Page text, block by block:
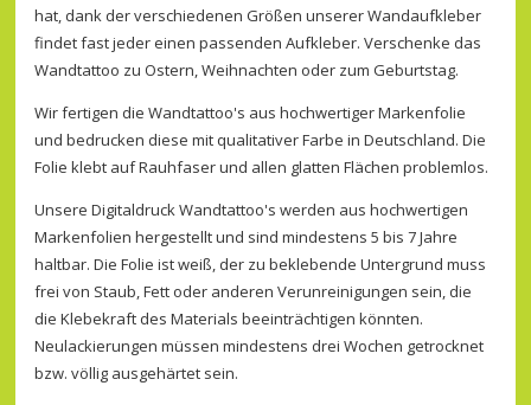
hat, dank der verschiedenen Größen unserer Wandaufkleber
findet fast jeder einen passenden Aufkleber. Verschenke das
Wandtattoo zu Ostern, Weihnachten oder zum Geburtstag.
Wir fertigen die Wandtattoo's aus hochwertiger Markenfolie
und bedrucken diese mit qualitativer Farbe in Deutschland. Die
Folie klebt auf Rauhfaser und allen glatten Flächen problemlos.
Unsere Digitaldruck Wandtattoo's werden aus hochwertigen
Markenfolien hergestellt und sind mindestens 5 bis 7 Jahre
haltbar. Die Folie ist weiß, der zu beklebende Untergrund muss
frei von Staub, Fett oder anderen Verunreinigungen sein, die
die Klebekraft des Materials beeinträchtigen könnten.
Neulackierungen müssen mindestens drei Wochen getrocknet
bzw. völlig ausgehärtet sein.